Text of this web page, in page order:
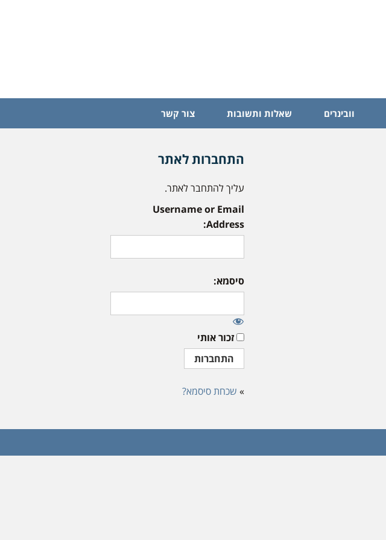
וובינרים שאלות ותשובות צור קשר
התחברות לאתר
עליך להתחבר לאתר.
Username or Email
Address:
סיסמא:
זכור אותי
» שכחת סיסמא?